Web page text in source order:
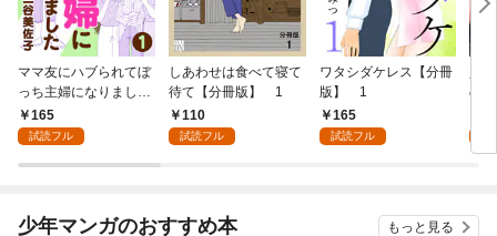
ママ友にハブられてぼ
っち主婦になりました
【分冊版】 1
165
試読フル
しあわせは食べて寝て
待て【分冊版】 1
110
試読フル
ワタシダケレス【分冊
版】 1
165
試読フル
の
少年マンガのおすすめ本 もっと見る